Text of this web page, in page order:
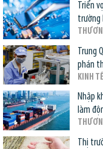
Triển
trường
Trung
phán
KINH TẾ
Nhập
làm
Thị